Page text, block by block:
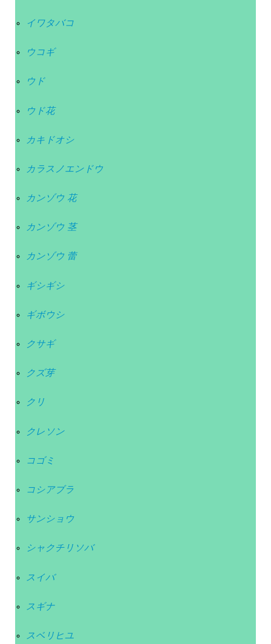
イワタバコ
ウコギ
ウド
ウド花
カキドオシ
カラスノエンドウ
カンゾウ 花
カンゾウ 茎
カンゾウ 蕾
ギシギシ
ギボウシ
クサギ
クズ芽
クリ
クレソン
コゴミ
コシアブラ
サンショウ
シャクチリソバ
スイバ
スギナ
スベリヒユ